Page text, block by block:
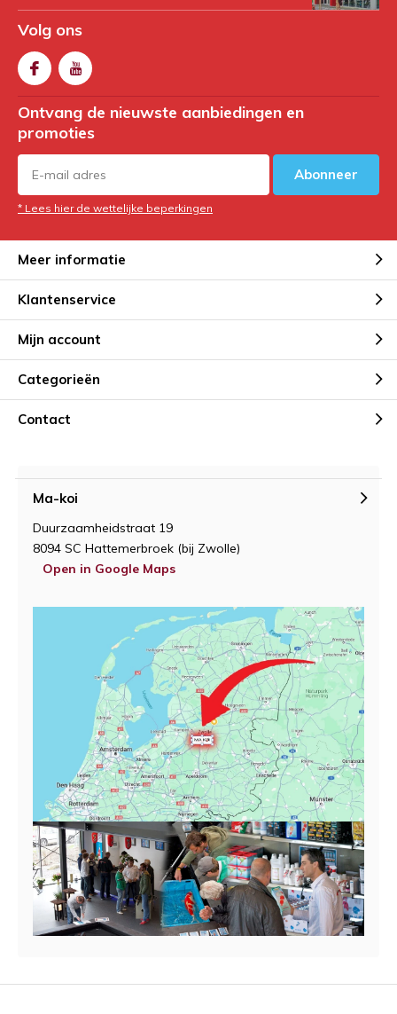
Volg ons
Ontvang de nieuwste aanbiedingen en
promoties
Abonneer
* Lees hier de wettelijke beperkingen
Meer informatie
Klantenservice
Mijn account
Categorieën
Contact
Ma-koi
Duurzaamheidstraat 19
8094 SC Hattemerbroek (bij Zwolle)
Open in Google Maps